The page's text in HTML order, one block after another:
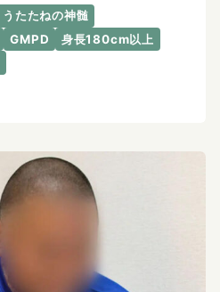
うたたねの神髄
GMPD
身長180cm以上